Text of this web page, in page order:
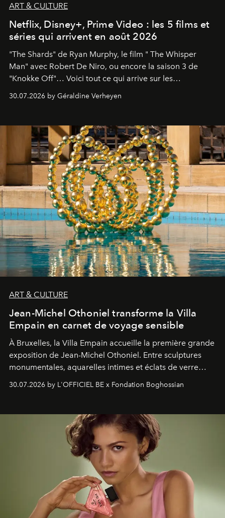
ART & CULTURE
Netflix, Disney+, Prime Video : les 5 films et
séries qui arrivent en août 2026
"The Shards" de Ryan Murphy, le film " The Whisper
Man" avec Robert De Niro, ou encore la saison 3 de
"Knokke Off"… Voici tout ce qui arrive sur les
30.07.2026 by Géraldine Verheyen
ART & CULTURE
Jean-Michel Othoniel transforme la Villa
Empain en carnet de voyage sensible
À Bruxelles, la Villa Empain accueille la première grande
exposition de Jean-Michel Othoniel. Entre sculptures
monumentales, aquarelles intimes et éclats de verre
émotionnel où chaque œuvre devient le souvenir
émerveillement.
30.07.2026 by L'OFFICIEL BE x Fondation Boghossian